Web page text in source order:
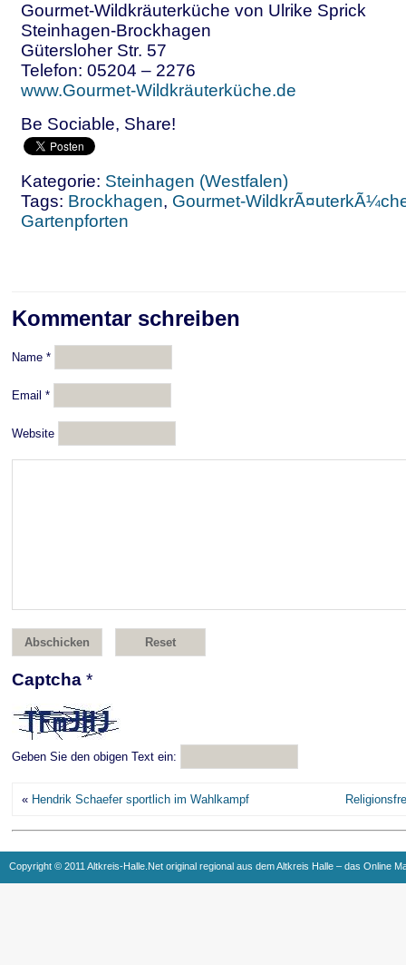
Gourmet-Wildkräuterküche von Ulrike Sprick
Steinhagen-Brockhagen
Gütersloher Str. 57
Telefon: 05204 – 2276
www.Gourmet-Wildkräuterküche.de
Be Sociable, Share!
Kategorie: Steinhagen (Westfalen)
Tags: Brockhagen, Gourmet-
Gartenpforten
Kommentar schreiben
Name *
Email *
Website
Captcha *
Geben Sie den obigen Text ein:
« Hendrik Schaefer sportlich im Wahlkampf
Copyright © 2011 Altkreis-Halle.Net original regional aus dem Altkreis Halle – das Online